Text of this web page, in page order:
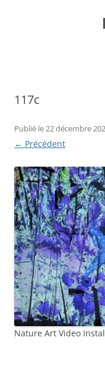
117c
Publié le22 décembre
← Précédent
Nature Art Video